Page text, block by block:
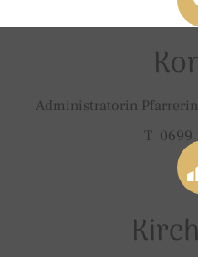
Administratorin Pfarrerin
T 0699